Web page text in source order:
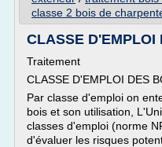
classe 2 bois de
CLASSE
Traitement
CLASSE D'EMPLOI DES
Par classe d'emploi on
bois et son utilisation,
classes d'emploi (norme
d'évaluer les risques